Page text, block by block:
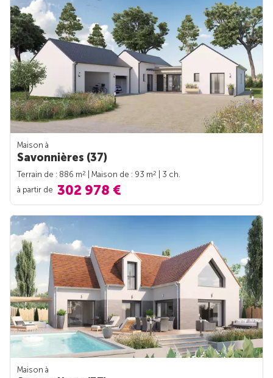
Maison à
Savonnières (37)
Terrain de : 886 m2 | Maison de : 93 m2
| 3 ch.
à partir de 302 978 €
Maison à